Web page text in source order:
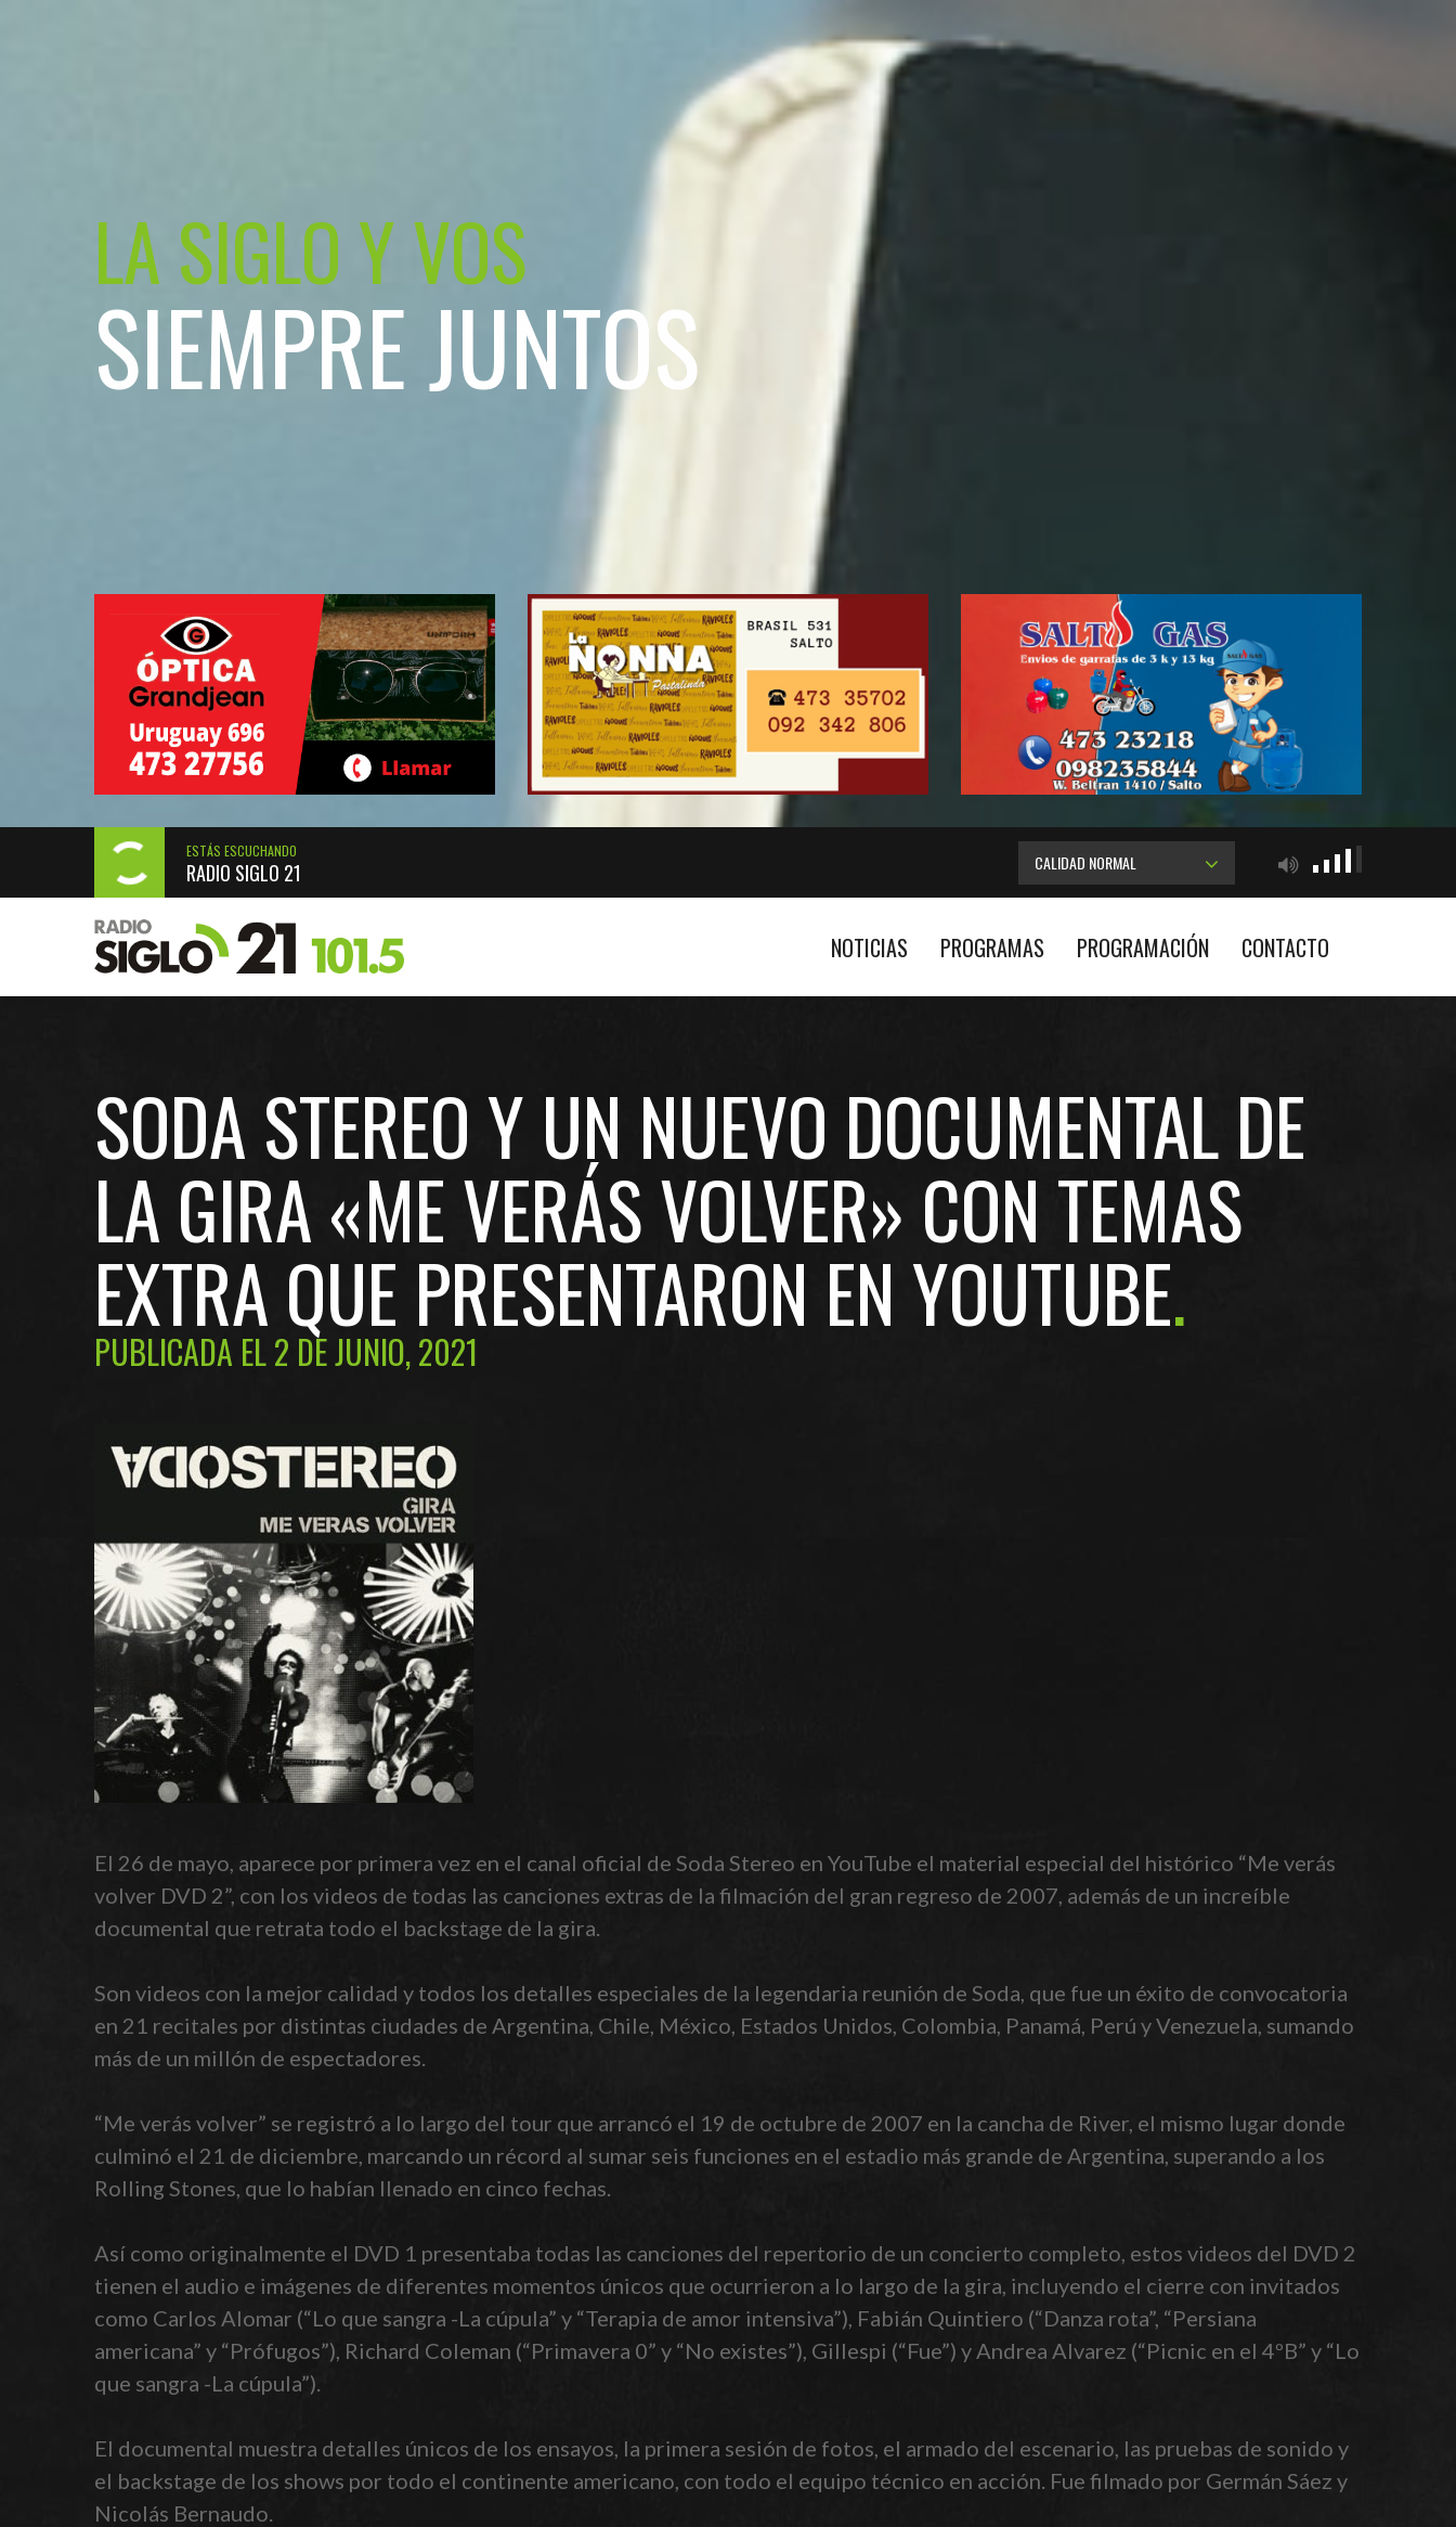
LA SIGLO Y VOS
SIEMPRE JUNTOS
ESTÁS ESCUCHANDO
RADIO SIGLO 21 CALIDAD NORMAL
NOTICIAS PROGRAMAS PROGRAMACIÓN CONTACTO
SODA STEREO Y UN NUEVO DOCUMENTAL DE
LA GIRA «ME VERÁS VOLVER» CON TEMAS
EXTRA QUE PRESENTARON EN YOUTUBE
PUBLICADA EL 2 DE JUNIO, 2021
El 26 de mayo, aparece por primera vez en el canal oficial de Soda Stereo en YouTube el material especial del histórico “Me verás
volver DVD 2”, con los videos de todas las canciones extras de la filmación del gran regreso de 2007, además de un increíble
documental que retrata todo el backstage de la gira.
Son videos con la mejor calidad y todos los detalles especiales de la legendaria reunión de Soda, que fue un éxito de convocatoria
en 21 recitales por distintas ciudades de Argentina, Chile, México, Estados Unidos, Colombia, Panamá, Perú y Venezuela, sumando
más de un millón de espectadores.
“Me verás volver” se registró a lo largo del tour que arrancó el 19 de octubre de 2007 en la cancha de River, el mismo lugar donde
culminó el 21 de diciembre, marcando un récord al sumar seis funciones en el estadio más grande de Argentina, superando a los
Rolling Stones, que lo habían llenado en cinco fechas.
Así como originalmente el DVD 1 presentaba todas las canciones del repertorio de un concierto completo, estos videos del DVD 2
tienen el audio e imágenes de diferentes momentos únicos que ocurrieron a lo largo de la gira, incluyendo el cierre con invitados
como Carlos Alomar (“Lo que sangra -La cúpula” y “Terapia de amor intensiva”), Fabián Quintiero (“Danza rota”, “Persiana
americana” y “Prófugos”), Richard Coleman (“Primavera 0” y “No existes”), Gillespi (“Fue”) y Andrea Alvarez (“Picnic en el 4ºB” y “Lo
que sangra -La cúpula”).
El documental muestra detalles únicos de los ensayos, la primera sesión de fotos, el armado del escenario, las pruebas de sonido y
el backstage de los shows por todo el continente americano, con todo el equipo técnico en acción. Fue filmado por Germán Sáez y
Nicolás Bernaudo.